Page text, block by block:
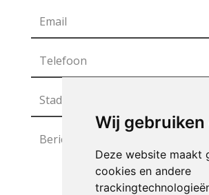
Wij
Deze website maakt
cookies en andere